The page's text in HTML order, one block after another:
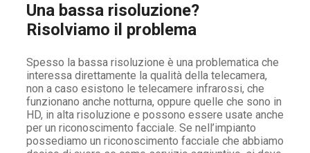
Una bassa risoluzione?
Risolviamo il problema
Spesso la bassa risoluzione è una problematica che
interessa direttamente la qualità della telecamera,
non a caso esistono le telecamere infrarossi, che
funzionano anche notturna, oppure quelle che sono in
HD, in alta risoluzione e possono essere usate anche
per un riconoscimento facciale. Se nell’impianto
possediamo un riconoscimento facciale che abbiamo